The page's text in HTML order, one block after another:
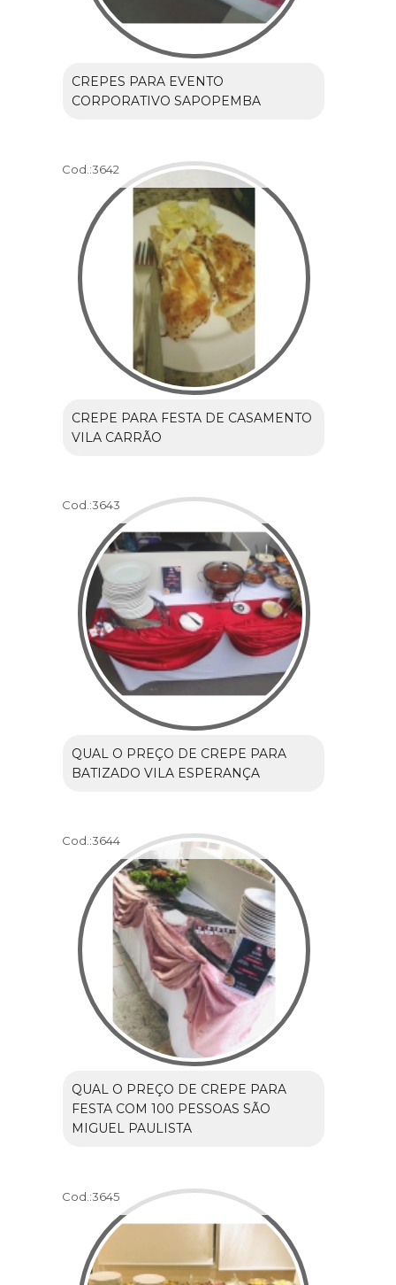
CREPES PARA EVENTO
CORPORATIVO SAPOPEMBA
Cod.:3642
CREPE PARA FESTA DE CASAMENTO
VILA CARRÃO
Cod.:3643
QUAL O PREÇO DE CREPE PARA
BATIZADO VILA ESPERANÇA
Cod.:3644
QUAL O PREÇO DE CREPE PARA
FESTA COM 100 PESSOAS SÃO
MIGUEL PAULISTA
Cod.:3645